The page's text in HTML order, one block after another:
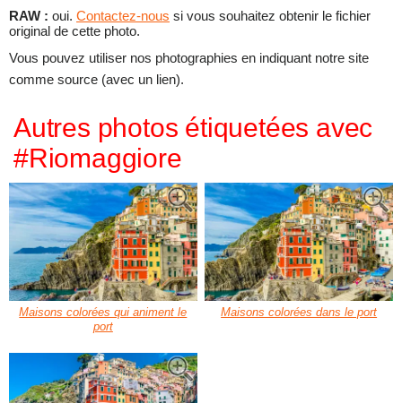
RAW : oui. Contactez-nous si vous souhaitez obtenir le fichier
original de cette photo.
Vous pouvez utiliser nos photographies en indiquant notre site
comme source (avec un lien).
Autres photos étiquetées avec
#Riomaggiore
Maisons colorées qui animent le
port
Maisons colorées dans le port